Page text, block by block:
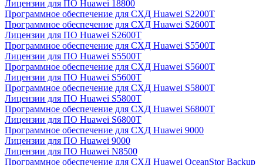
Лицензии для ПО Huawei 18800
Программное обеспечение для СХД Huawei S2200T
Программное обеспечение для СХД Huawei S2600T
Лицензии для ПО Huawei S2600T
Программное обеспечение для СХД Huawei S5500T
Лицензии для ПО Huawei S5500T
Программное обеспечение для СХД Huawei S5600T
Лицензии для ПО Huawei S5600T
Программное обеспечение для СХД Huawei S5800T
Лицензии для ПО Huawei S5800T
Программное обеспечение для СХД Huawei S6800T
Лицензии для ПО Huawei S6800T
Программное обеспечение для СХД Huawei 9000
Лицензии для ПО Huawei 9000
Лицензии для ПО Huawei N8500
Программное обеспечение для СХД Huawei OceanStor Backup